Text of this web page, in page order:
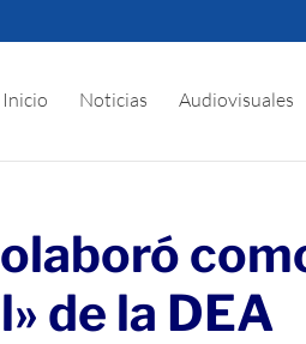
Inicio Noticias Audiovisuales
de la DEA